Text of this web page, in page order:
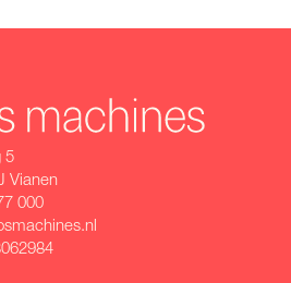
5
Vianen
000